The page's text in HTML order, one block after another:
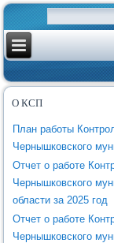
О КСП
План работы
Чернышковского
Отчет о работе
Чернышковского
области за 2025 год
Отчет о работе
Чернышковского